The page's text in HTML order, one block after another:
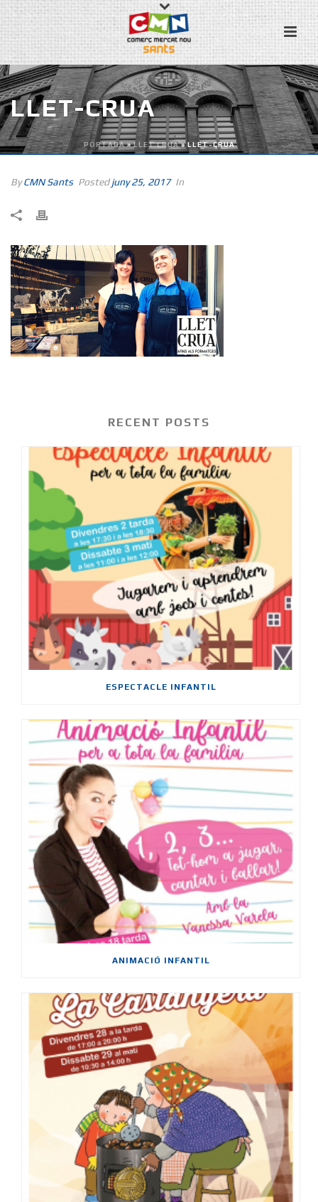
LLET-CRUA
PORTADA»LLET CRUA»LLET-CRUA
ByCMN Sants Postedjuny 25, 2017 In
RECENT POSTS
ESPECTACLE INFANTIL
ANIMACIÓ INFANTIL